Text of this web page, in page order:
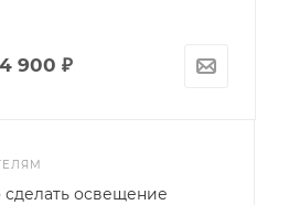
4 900 ₽
сделать освещение